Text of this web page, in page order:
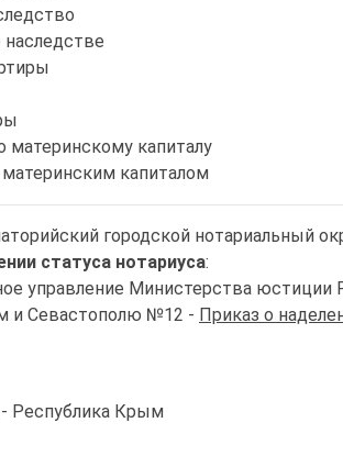
материнскому капиталу
капиталом
городской нотариальный
статуса нотариуса:
управление Министерства
и Севастополю №12 - Приказ о
- Республика Крым